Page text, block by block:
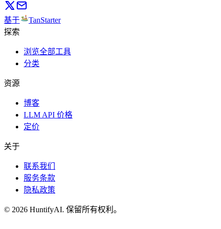
基于
TanStarter
探索
浏览全部工具
分类
资源
博客
LLM API 价格
定价
关于
联系我们
服务条款
隐私政策
© 2026 HuntifyAI. 保留所有权利。